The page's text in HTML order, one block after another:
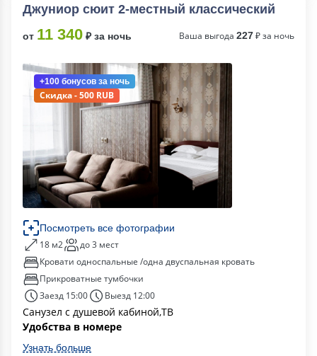
Джуниор сюит 2-местный классический
от 11 340 ₽ за ночь Ваша выгода 227₽ за ночь
+100 бонусов за ночь
Скидка - 500 RUB
Посмотреть все фотографии
18 м2
до 3 мест
Кровати односпальные /одна двуспальная кровать
Прикроватные тумбочки
Заезд 15:00
Выезд 12:00
Санузел с душевой кабиной,ТВ
Удобства в номере
Узнать больше